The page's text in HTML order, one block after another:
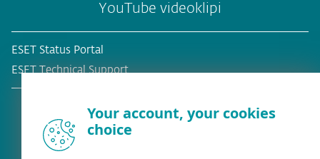
YouTube videoklipi
ESET Status Portal
ESET Technical Support
Your account, your cookies
choice